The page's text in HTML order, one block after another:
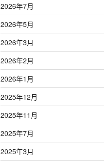
2026年7月
2026年5月
2026年3月
2026年2月
2026年1月
2025年12月
2025年11月
2025年7月
2025年3月